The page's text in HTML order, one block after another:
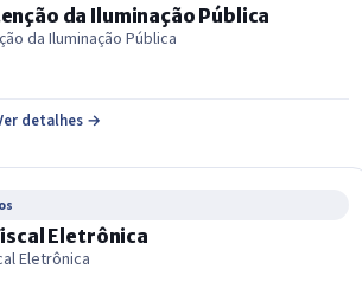
da Iluminação Pública
da Iluminação Pública
detalhes →
Eletrônica
Eletrônica